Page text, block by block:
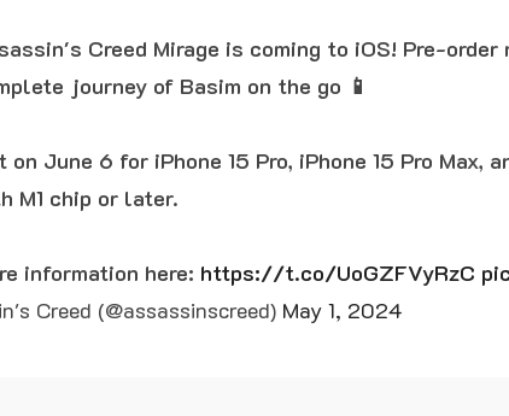
Creed Mirage is coming to iOS! Pre-order
journey of Basim on the go 📱
on June 6 for iPhone 15 Pro, iPhone 15 Pro Max,
M1 chip or later.
information here: https://t.co/UoGZFVyRzC
Creed (@assassinscreed) May 1, 2024